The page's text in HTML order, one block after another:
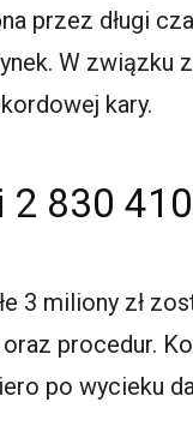
przez długi
W związku z
kary.
2 830 410
3 miliony zł
procedur.
po wycieku